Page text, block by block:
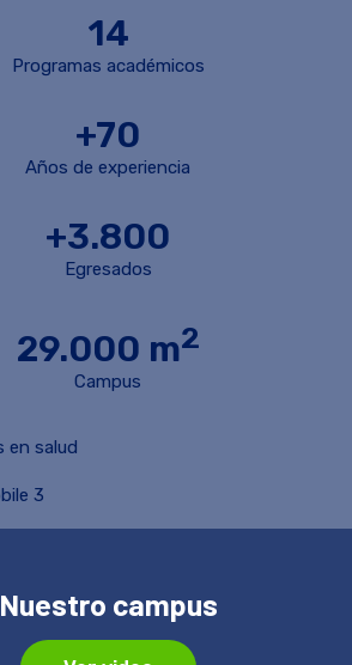
14
Programas académicos
+70
Años de experiencia
+3.800
Egresados
29.000 m2
Campus
Nuestro campus